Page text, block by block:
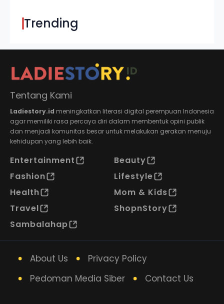
Trending
Tentang Kami
Ladiestory.id meningkatkan literasi digital perempuan Indonesia
agar memiliki rasa percaya diri dalam membentuk opini publik
dan menjadi komunitas besar untuk melakukan gerakan menuju
kehidupan yang lebih baik.
Entertainment
Beauty
Fashion
Lifestyle
Health
Mom & Kids
Travel
ShopnStory
Sambalahap
About Us
Privacy Policy
Pedoman Media Siber
Contact Us